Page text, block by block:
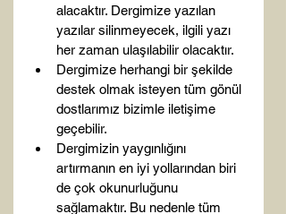
alacaktır. Dergimize yazılan
yazılar silinmeyecek, ilgili yazı
her zaman ulaşılabilir olacaktır.
Dergimize herhangi bir şekilde
destek olmak isteyen tüm gönül
dostlarımız bizimle iletişime
geçebilir.
Dergimizin yaygınlığını
artırmanın en iyi yollarından biri
de çok okunurluğunu
sağlamaktır. Bu nedenle tüm